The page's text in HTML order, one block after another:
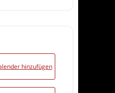
hinzufügen